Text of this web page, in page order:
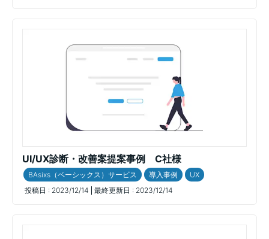
UI/UX診断・改善案提案事例 C社様
BAsixs（ベーシックス）サービス 導入事例
UX
投稿日 : 2023/12/14 最終更新日 : 2023/12/14